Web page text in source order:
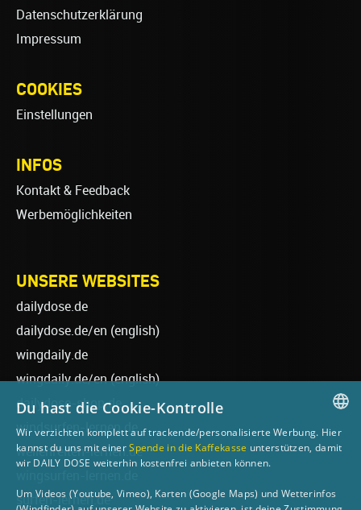
Datenschutzerklärung
Impressum
COOKIES
Einstellungen
INFOS
Kontakt & Feedback
Werbemöglichkeiten
UNSERE WEBSITES
dailydose.de
dailydose.de/en (english)
wingdaily.de
wingdaily.de/en(english)
dailydose-shop.de
windsurfen-lernen.de
wellenreiten-lernen.de
surfen-lernen.de
GERMAN
Du hast die Cookie-Kontrolle
Wir verzichten komplett auf trackende/personalisierte Werbung. Hier
kannst du uns mit einerSpende in die Kaffekasse unterstützen, damit
wir DAILY DOSE weiterhin kostenfrei anbieten können.
Um Videos (Youtube, Vimeo), Karten (Google Maps) und Wetterinfos